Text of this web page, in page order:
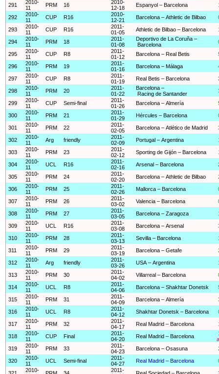
291
2010-
11
PRM 16
2010-
12-18
Espanyol – Barcelona
292
2010-
11
CUP R16
2010-
12-21
Barcelona – Athletic de Bilbao
293
2010-
11
CUP R16
2011-
01-05
Athletic de Bilbao – Barcelona
294
2010-
11
PRM 18
2011-
01-08
Deportivo de La Coruña –
Barcelona
295
2010-
11
CUP R8
2011-
01-12
Barcelona – Real Betis
296
2010-
11
PRM 19
2011-
01-16
Barcelona – Málaga
297
2010-
11
CUP R8
2011-
01-19
Real Betis – Barcelona
298
2010-
11
PRM 20
2011-
01-22
Barcelona –
Racing de Santander
299
2010-
11
CUP Semi-final
2011-
01-26
Barcelona – Almería
300
2010-
11
PRM 21
2011-
01-29
Hércules – Barcelona
301
2010-
11
PRM 22
2011-
02-05
Barcelona – Atlético de Madrid
302
2010-
11
Arg friendly
2011-
02-09
Portugal – Argentina
303
2010-
11
PRM 23
2011-
02-12
Sporting de Gijón – Barcelona
304
2010-
11
UCL R16
2011-
02-16
Arsenal – Barcelona
305
2010-
11
PRM 24
2011-
02-20
Barcelona – Athletic de Bilbao
306
2010-
11
PRM 25
2011-
02-26
Mallorca – Barcelona
307
2010-
11
PRM 26
2011-
03-02
Valencia – Barcelona
308
2010-
11
PRM 27
2011-
03-05
Barcelona – Zaragoza
309
2010-
11
UCL R16
2011-
03-08
Barcelona – Arsenal
310
2010-
11
PRM 28
2011-
03-13
Sevilla – Barcelona
311
2010-
11
PRM 29
2011-
03-19
Barcelona – Getafe
312
2010-
11
Arg friendly
2011-
03-26
USA – Argentina
313
2010-
11
PRM 30
2011-
04-02
Villarreal – Barcelona
314
2010-
11
UCL R8
2011-
04-06
Barcelona – Shakhtar Donetsk
315
2010-
11
PRM 31
2011-
04-09
Barcelona – Almería
316
2010-
11
UCL R8
2011-
04-12
Shakhtar Donetsk – Barcelona
317
2010-
11
PRM 32
2011-
04-17
Real Madrid – Barcelona
318
2010-
11
CUP Final
2011-
04-20
Real Madrid – Barcelona
319
2010-
11
PRM 33
2011-
04-23
Barcelona – Osasuna
320
2010-
11
UCL Semi-final
2011-
04-27
Real Madrid – Barcelona
2010-
2011-